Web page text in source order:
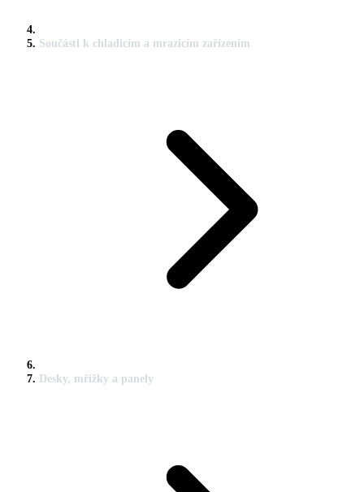
Součásti k chladicím a mrazicím zařízením
Desky, mřížky a panely